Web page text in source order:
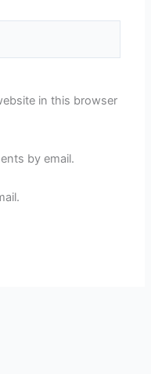
in this browser
by email.